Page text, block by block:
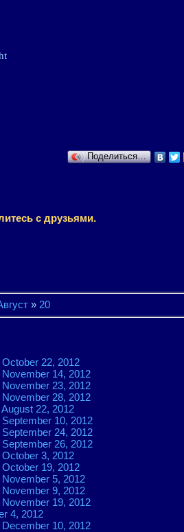
Поделиться…
с друзьями.
» 20
22, 2012
14, 2012
23, 2012
28, 2012
22, 2012
10, 2012
24, 2012
26, 2012
3, 2012
19, 2012
5, 2012
9, 2012
19, 2012
4, 2012
10, 2012